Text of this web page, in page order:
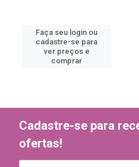
Faça seu login ou
cadastre-se para
ver preços e
comprar
Cadastre-se para
ofertas!